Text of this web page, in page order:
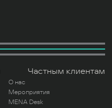
Частным клиентам
О нас
Мероприятия
MENA Desk